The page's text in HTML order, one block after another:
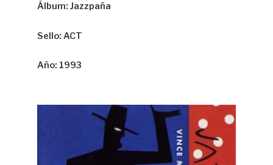
Álbum: Jazzpaña
Sello: ACT
Año: 1993